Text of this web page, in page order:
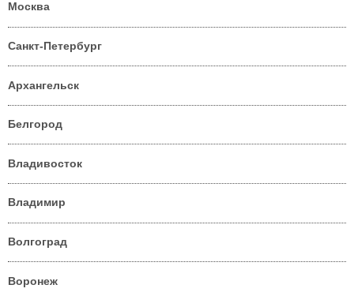
Москва
Санкт-Петербург
Архангельск
Белгород
Владивосток
Владимир
Волгоград
Воронеж